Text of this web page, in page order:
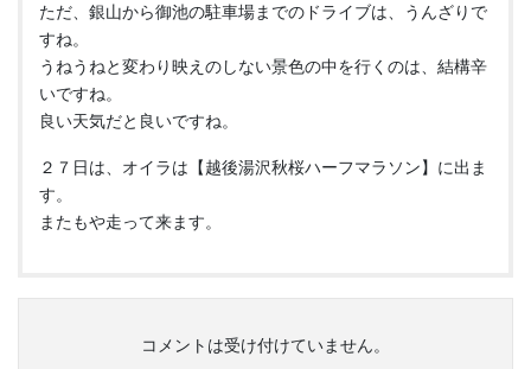
ただ、銀山から御池の駐車場までのドライブは、うんざりで
すね。
うねうねと変わり映えのしない景色の中を行くのは、結構辛
いですね。
良い天気だと良いですね。
２７日は、オイラは【越後湯沢秋桜ハーフマラソン】に出ま
す。
またもや走って来ます。
コメントは受け付けていません。